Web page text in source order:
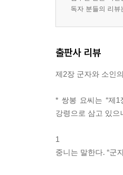
제13장 “도는 그
제16장 은미함과 광
제17장 도 작용의 광
제18장 도 작용의
제20장 성실함에 관
제21장 하늘의 도와
제23장 사람의 도에
제24장 하늘의 도에
독자 분들의 리
출판사 리뷰
제2장 군자와 소인
* 쌍봉 요씨는 “제
강령으로 삼고 있으
1
중니는 말한다. “군